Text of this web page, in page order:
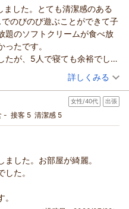
りお待ち申し上げておりま
りがとうございます。
（返信日：2026/08/05）
すが、室内に備品も一通り使
で、困ることがないです。テ
アカウントで各種サブスク動
利です。
が新しく、快適に過ごせる
て来ましたが、次にまた仙台
い非常に良い宿泊体験でし
ご宿泊いただき、誠にあり
寄せいただけたこと、重ね
いと感じていただけたよう
だけたご様子がお伺いで
たお水のペットボトルに関
く存じます。
バーを設置しております。
カラフェ（水差し）をご用
泊いただける機会がござい
した。とても清潔感のある
のびのび遊ぶことができて子
題のソフトクリームが食べ放
たです。
たが、5人で寝ても余裕でし
ので子どもの様子を見ながら
アイロンはサロニア、ドライ
ました。綺麗ですごくいいお
にトイレとお風呂がありま
料で離乳食の提供もありま
ており、持参したものを食べ
で卵、ふりかけなどがあれ
れそうだなぁと思いまし
（投稿日：2026/07/30）
ク】【朝食付き】【清掃は3日に
ン！
ツイン 朝のみ
あたり/税込)
チモンドホテル仙台にご宿
います。
大変嬉しく存じます。
詳しくみる
女性/40代 出張
- 接客 5 清潔感 5
した。お部屋が綺麗。
た。